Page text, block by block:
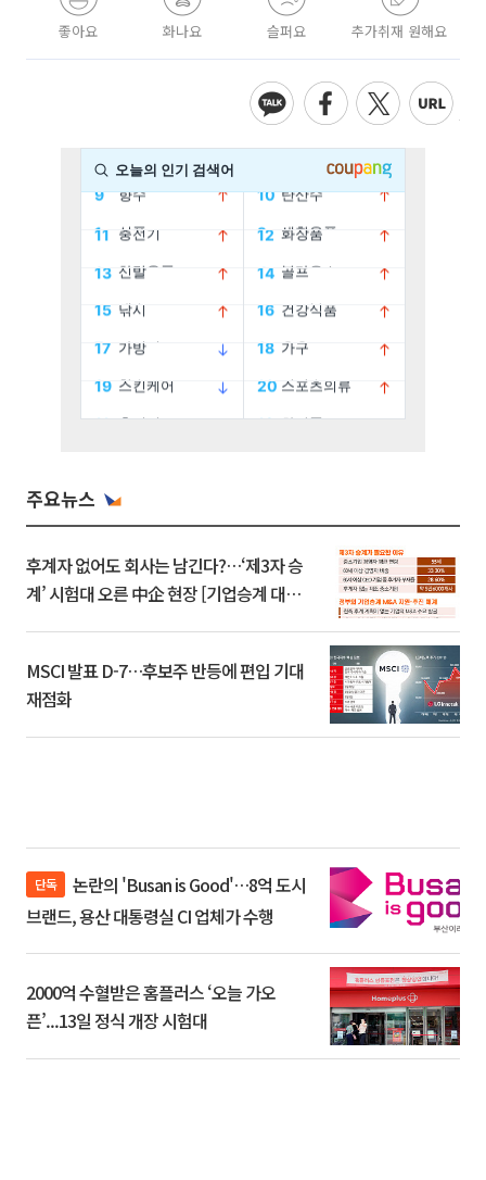
좋아요 화나요 슬퍼요 추가취재 원해요
주요뉴스
후계자 없어도 회사는 남긴다?…‘제3자 승
계’ 시험대 오른 中企 현장 [기업승계 대전
MSCI 발표 D-7…후보주 반등에 편입 기대
재점화
단독
브랜드, 용산 대통령실 CI 업체가 수행
2000억 수혈받은 홈플러스 ‘오늘 가오
픈’...13일 정식 개장 시험대